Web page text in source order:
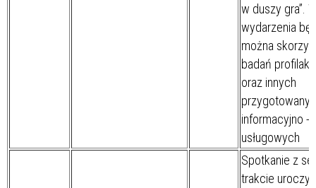
w duszy gra”.
wydarzenia
można
badań
oraz innych
informacyjno -
usługowych
Spotkanie z
trakcie